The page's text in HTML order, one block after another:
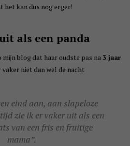
het kan dus nog erger!
als een panda
mijn blog dat haar oudste pas na 3 jaar
niet dan wel de nacht
eind aan, aan slapeloze
zie ik er vaker uit als een
van een fris en fruitige
mama”.